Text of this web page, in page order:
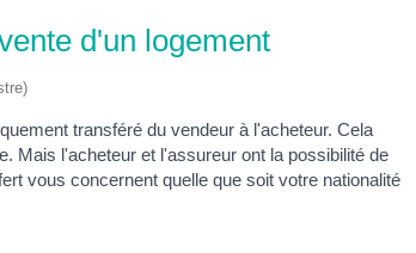
d'un logement
transféré du vendeur à l'acheteur. Cela
Mais l'acheteur et l'assureur ont la possibilité de
vous concernent quelle que soit votre nationalité